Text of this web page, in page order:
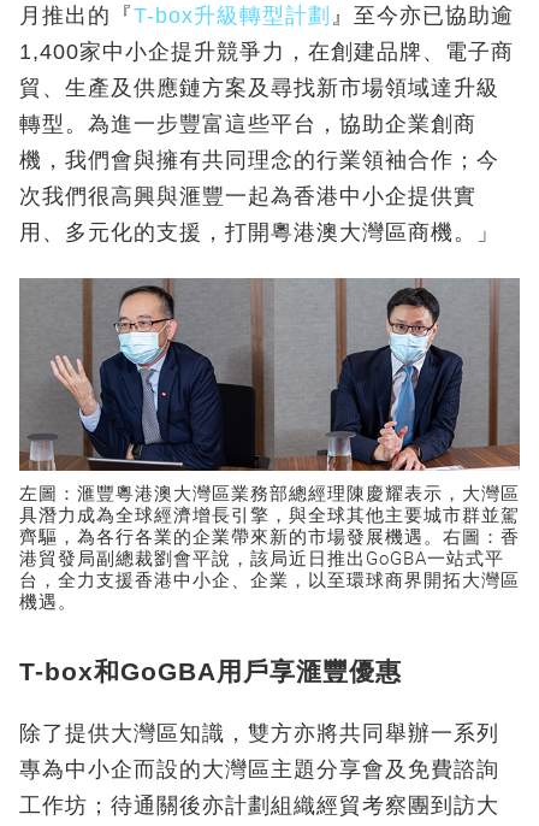
月推出的『T-box升級轉型計劃 』至今亦已協助逾
1,400家中小企提升競爭力，在創建品牌、電子商
貿、生產及供應鏈方案及尋找新市場領域達升級
轉型。為進一步豐富這些平台，協助企業創商
機，我們會與擁有共同理念的行業領袖合作；今
次我們很高興與滙豐一起為香港中小企提供實
用、多元化的支援，打開粵港澳大灣區商機。」
左圖：滙豐粵港澳大灣區業務部總經理陳慶耀表示，大灣區
具潛力成為全球經濟增長引擎，與全球其他主要城市群並駕
齊驅，為各行各業的企業帶來新的市場發展機遇。右圖：香
港貿發局副總裁劉會平說，該局近日推出GoGBA一站式平
台，全力支援香港中小企、企業，以至環球商界開拓大灣區
機遇。
T-box和GoGBA用戶享滙豐優惠
除了提供大灣區知識，雙方亦將共同舉辦一系列
專為中小企而設的大灣區主題分享會及免費諮詢
工作坊；待通關後亦計劃組織經貿考察團到訪大